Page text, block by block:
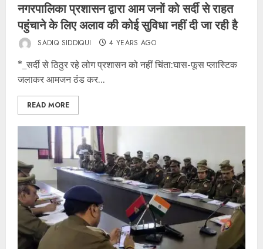
नगरपालिका प्रशासन द्वारा आम जनों को सर्दी से राहत
पहुंचाने के लिए अलाव की कोई सुविधा नहीं दी जा रही है
SADIQ SIDDIQUI 4 YEARS AGO
*_सर्दी से ठिठुर रहे लोग प्रशासन को नहीं चिंता:घास-फूस प्लास्टिक
जलाकर आमजन ठंड कर...
READ MORE